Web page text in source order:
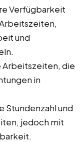
Verfügbarkeit
und
die
in
Stundenzahl und
jedoch mit